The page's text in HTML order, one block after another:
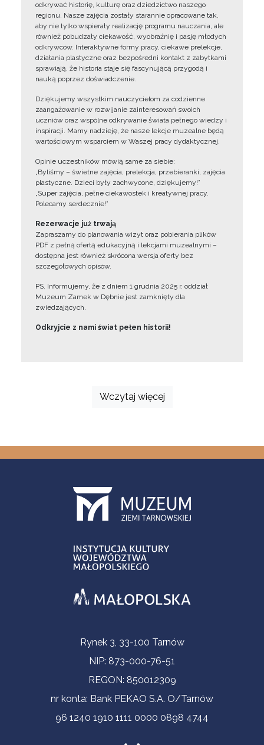
odkrywać historię, kulturę oraz dziedzictwo naszego
regionu. Nasze zajęcia zostały starannie opracowane tak,
aby nie tylko wspierały realizację programu nauczania, ale
również pobudzały ciekawość, wyobraźnię i pasję młodych
odkrywców. Interaktywne formy pracy, ciekawe prelekcje,
działania plastyczne oraz bezpośredni kontakt z zabytkami
sprawiają, że historia staje się fascynującą przygodą i
nauką poprzez doświadczenie.
Dziękujemy wszystkim nauczycielom za codzienne
zaangażowanie w rozwijanie zainteresowań swoich
uczniów oraz wspólne odkrywanie świata pełnego wiedzy i
inspiracji. Mamy nadzieję, że nasze lekcje muzealne będą
wartościowym wsparciem w Waszej pracy dydaktycznej.
Opinie uczestników mówią same za siebie:
„Byliśmy – świetne zajęcia, prelekcja, przebieranki, zajęcia
plastyczne. Dzieci były zachwycone, dziękujemy!”
„Super zajęcia, pełne ciekawostek i kreatywnej pracy.
Polecamy serdecznie!”
Rezerwacje już trwają
Zapraszamy do planowania wizyt oraz pobierania plików
PDF z pełną ofertą edukacyjną i lekcjami muzealnymi –
dostępna jest również skrócona wersja oferty bez
szczegółowych opisów.
PS. Informujemy, że z dniem 1 grudnia 2025 r. oddział
Muzeum Zamek w Dębnie jest zamknięty dla
zwiedzających.
Odkryjcie z nami świat pełen historii!
Wczytaj więcej
Informacje kontaktoweRynek 3, 33-100 Tarnów
NIP: 873-000-76-51
REGON: 850012309
nr konta: Bank PEKAO S.A. O/Tarnów
96 1240 1910 1111 0000 0898 4744